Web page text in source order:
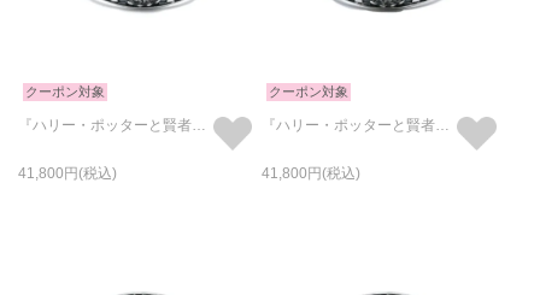
クーポン対象
『ハリー・ポッターと賢者の石』 カレッジリング - グリフィンドール
41,800
クーポン対象
『ハリー・ポッターと賢者の石』 カレッジリング - ハッフルパフ
41,800